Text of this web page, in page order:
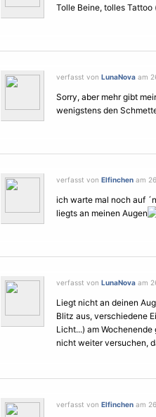
Tolle Beine, tolles Tattoo
verfasst von LunaNova am
Sorry, aber mehr gibt
wenigstens den
verfasst von Elfinchen am
ich warte mal noch auf
liegts an meinen Augen
verfasst von LunaNova am
Liegt nicht an deinen
Blitz aus, verschiedene
Licht...) am
nicht weiter versuchen,
verfasst von Elfinchen am